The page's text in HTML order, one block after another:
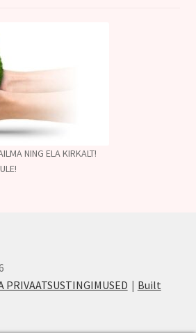
MAAILMA NING ELA KIRKALT!
PRIVAATSUSTINGIMUSED
Built